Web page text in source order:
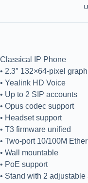
Classical IP Phone
• 2.3″ 132×64-pixel
• Yealink HD Voice
• Up to 2 SIP accounts
• Opus codec support
• Headset support
• T3 firmware unified
• Two-port 10/100M
• Wall mountable
• PoE support
• Stand with 2